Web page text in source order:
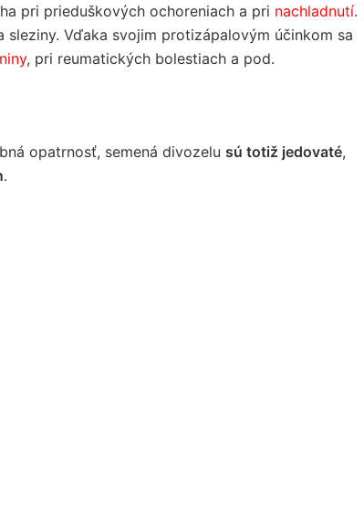
pri prieduškových ochoreniach a pri nachladnutí.
sleziny. Vďaka svojim protizápalovým účinkom sa
, pri reumatických bolestiach a pod.
opatrnosť, semená divozelu sú totiž jedovaté,
.